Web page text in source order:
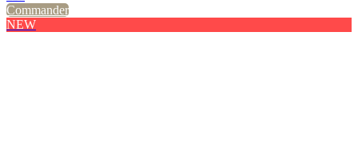
Commander
NEW